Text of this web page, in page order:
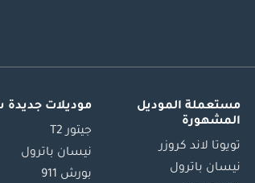
مستعملة الموديل
المشهورة
تويوتا لاند كروزر
نيسان باترول
موديلات جديدة
جيتور T2
نيسان باترول
بورش 911